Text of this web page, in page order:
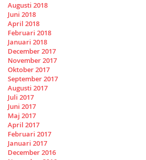
Augusti 2018
Juni 2018
April 2018
Februari 2018
Januari 2018
December 2017
November 2017
Oktober 2017
September 2017
Augusti 2017
Juli 2017
Juni 2017
Maj 2017
April 2017
Februari 2017
Januari 2017
December 2016